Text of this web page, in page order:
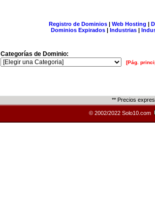
Registro de Dominios| Web Hosting |
Dominios Expirados | Industrias |
Categorías de Dominio:
[Pág.
** Precios
© 2002/2022 Solo10.com